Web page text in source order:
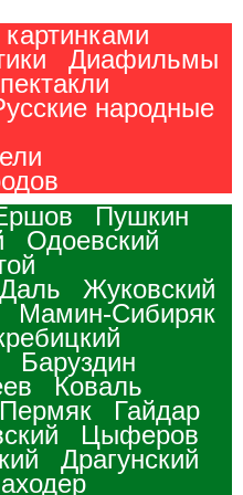
Диафильмы
народные
Пушкин
Одоевский
Даль
Жуковский
Мамин-Сибиряк
Баруздин
Коваль
Пермяк
Гайдар
Цыферов
Драгунский